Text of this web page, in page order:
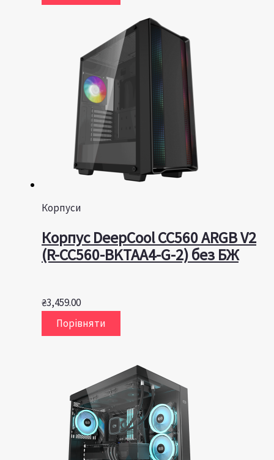
Корпуси
Корпус DeepCool CC560 ARGB V2
(R-CC560-BKTAA4-G-2) без БЖ
₴3,459.00
Порівняти